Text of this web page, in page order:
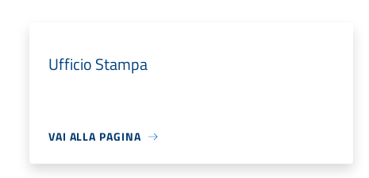
Ufficio Stampa
VAI ALLA PAGINA